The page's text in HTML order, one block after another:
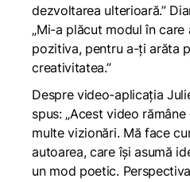
dezvoltarea ulterioară.”
„Mi-a plăcut modul în
pozitiva, pentru a-ți arăta
creativitatea.”
Despre video-aplicația
spus: „Acest video
multe vizionări. Mă face
autoarea, care își asumă
un mod poetic.